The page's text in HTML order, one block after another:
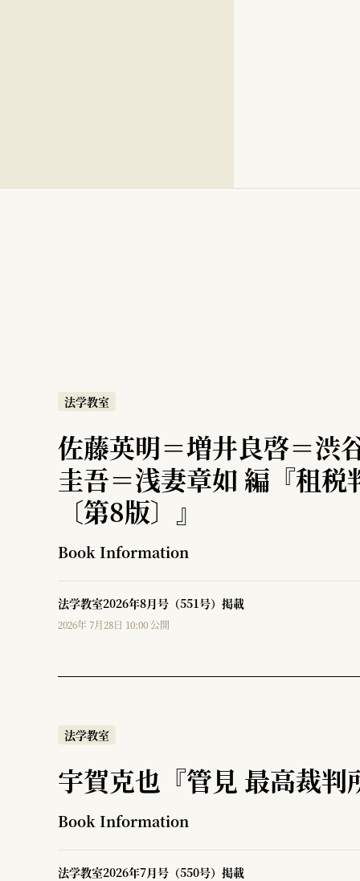
法学教室
佐藤英明＝増井良啓＝
圭吾＝浅妻章如 編『租税
〔第8版〕』
Book Information
法学教室2026年8月号（551号）掲載
2026年 7月28日 10:00 公開
法学教室
宇賀克也『管見 最高裁判
Book Information
法学教室2026年7月号（550号）掲載